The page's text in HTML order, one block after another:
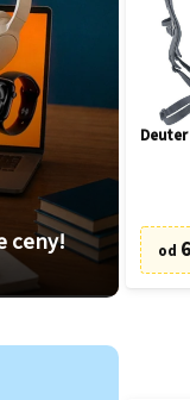
ceny! od